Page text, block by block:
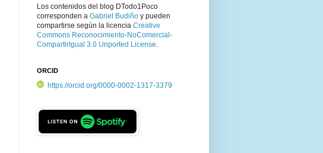
Los contenidos del blog DTodo1Poco
corresponden a Gabriel Budiño y pueden
compartirse según la licencia Creative
Commons Reconocimiento-NoComercial-
CompartirIgual 3.0 Unported License.
ORCID
https://orcid.org/0000-0002-1317-3379